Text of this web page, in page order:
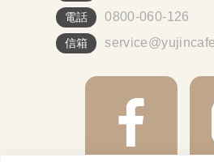
電話 0800-060-126
信箱